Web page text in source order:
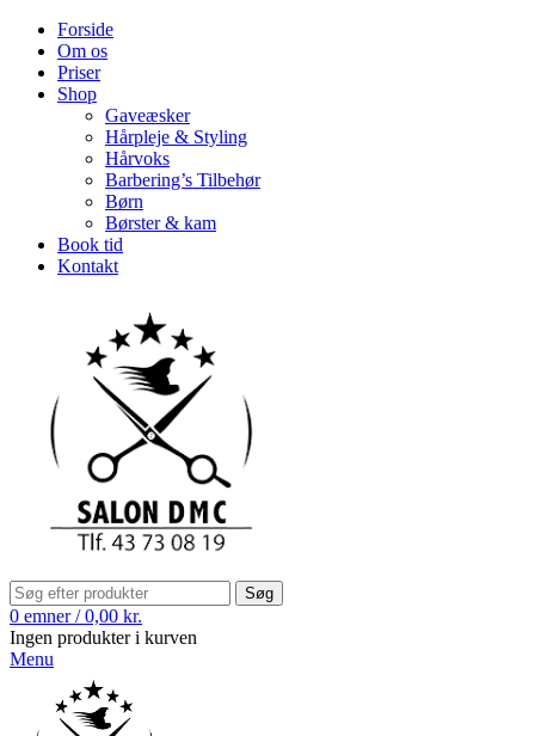
Forside
Om os
Priser
Shop
Gaveæsker
Hårpleje & Styling
Hårvoks
Barbering’s Tilbehør
Børn
Børster & kam
Book tid
Kontakt
Søg
0 emner / 0,00 kr.
Ingen produkter i kurven
Menu